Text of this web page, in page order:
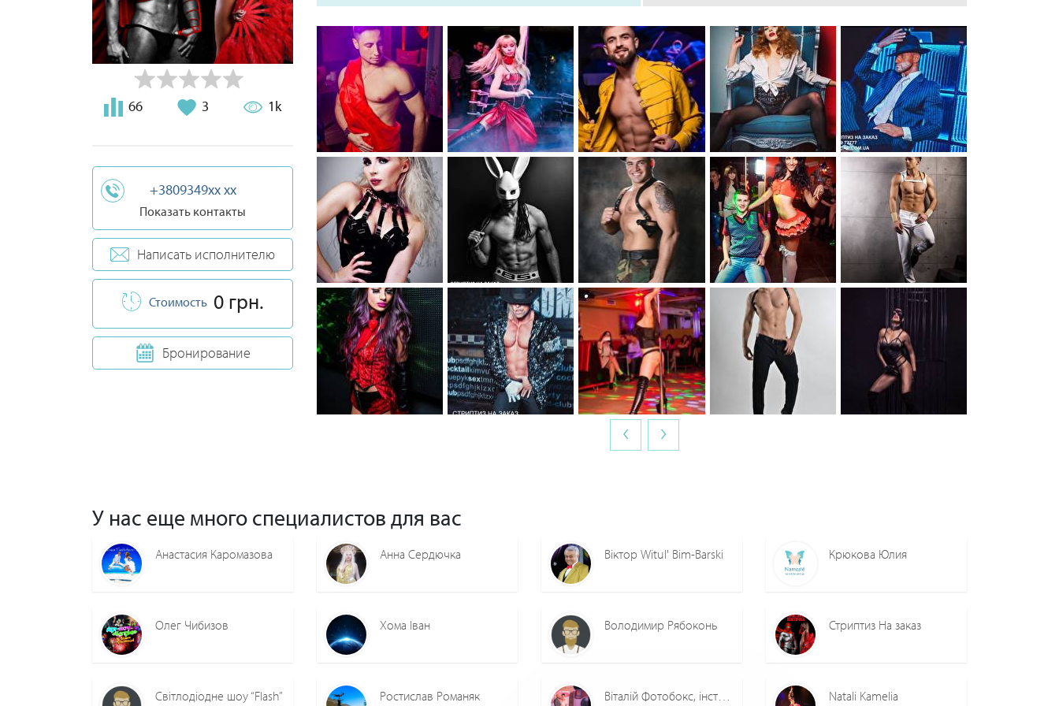
66 3 1k
+3809349xx xx
Показать контакты
Написать исполнителю
Стоимость 0 грн.
Бронирование
0 0 0 0 0 0 0 0
0 0 0 0 0 0 0 0 0 0
0
‹ ›
У нас еще много специалистов для вас
Анастасия Каромазова Анна Сердючка Віктор Witul' Bim-Barski Крюкова Юлия
Олег Чибизов Хома Іван Володимир Рябоконь Стриптиз На заказ
Світлодіодне шоу “Flash” Ростислав Романяк Natali Kamelia